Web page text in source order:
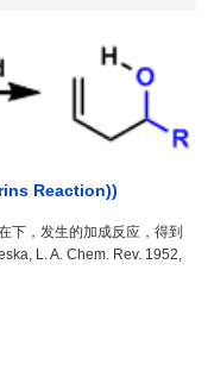
Reaction))
下，发生的加成反应，得到
L. A. Chem. Rev. 1952,